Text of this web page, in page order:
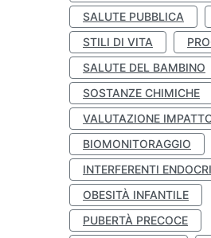
SALUTE PUBBLICA
STILI DI VITA
SALUTE DEL BAMBINO
SOSTANZE CHIMICHE
VALUTAZIONE
BIOMONITORAGGIO
INTERFERENTI
OBESITÀ INFANTILE
PUBERTÀ PRECOCE